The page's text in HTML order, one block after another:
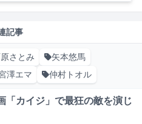
記事
さとみ
矢本悠馬
澤エマ 仲村トオル
「カイジ」で最狂の敵を演じ